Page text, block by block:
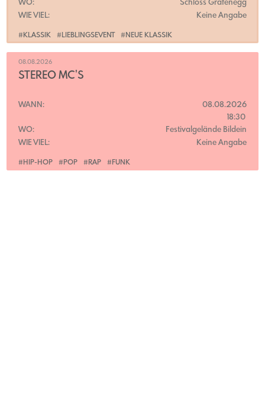
#KLASSIK #LIEBLINGSEVENT #NEUE KLASSIK
WO:
Schloss Grafenegg
WIE VIEL:
Keine Angabe
#HIP-HOP #POP #RAP #FUNK
08.08.2026
STEREO MC'S
WANN:
08.08.2026
18:30
WO:
Festivalgelände Bildein
WIE VIEL:
Keine Angabe